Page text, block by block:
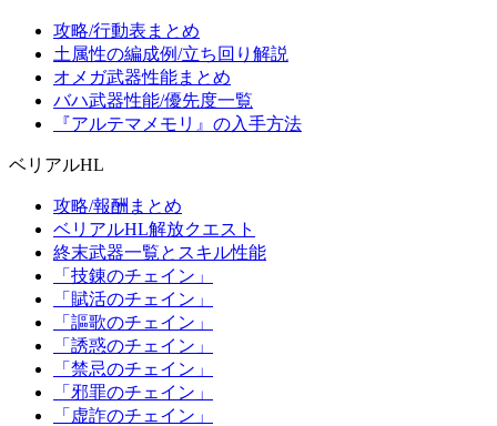
攻略/行動表まとめ
土属性の編成例/立ち回り解説
オメガ武器性能まとめ
バハ武器性能/優先度一覧
『アルテマメモリ』の入手方法
ベリアルHL
攻略/報酬まとめ
ベリアルHL解放クエスト
終末武器一覧とスキル性能
「技錬のチェイン」
「賦活のチェイン」
「謳歌のチェイン」
「誘惑のチェイン」
「禁忌のチェイン」
「邪罪のチェイン」
「虚詐のチェイン」